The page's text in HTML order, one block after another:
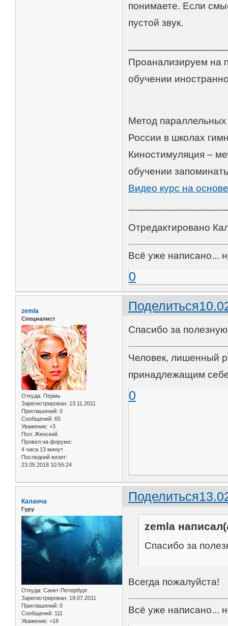
понимаете. Если
пустой звук.
Проанализируем на
обучении
Метод
России в школах
Киностимуляция –
обучении
Видео курс на
Отредактировано
Всё уже написано...
0
Поделиться
zemla
Специалист
Откуда: Пермь
Зарегистрирован: 13.11.2011
Приглашений: 0
Сообщений: 65
Уважение: +3
Пол: Женский
Провел на форуме:
4 часа 13 минут
Последний визит:
23.05.2018 10:55:24
Спасибо за
Человек, лишенный
принадлежащим
0
Поделиться
Каланча
Гуру
Откуда: Санкт-Петербург
Зарегистрирован: 19.07.2011
Приглашений: 0
Сообщений: 111
Уважение: +18
zemla
Спасибо за
Всегда пожалуйста!
Всё уже написано...